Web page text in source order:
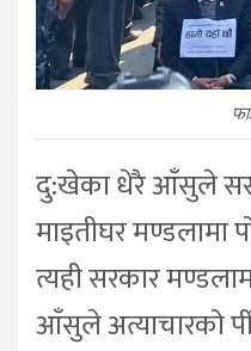
दु:खेका धेरै आँसुले
माइतीघर मण्डलामा
त्यही सरकार
आँसुले अत्याचारको